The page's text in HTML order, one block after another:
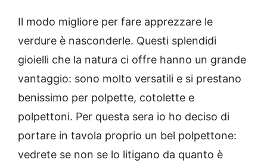
Il modo migliore per fare apprezzare le
verdure è nasconderle. Questi splendidi
gioielli che la natura ci offre hanno un grande
vantaggio: sono molto versatili e si prestano
benissimo per polpette, cotolette e
polpettoni. Per questa sera io ho deciso di
portare in tavola proprio un bel polpettone:
vedrete se non se lo litigano da quanto è